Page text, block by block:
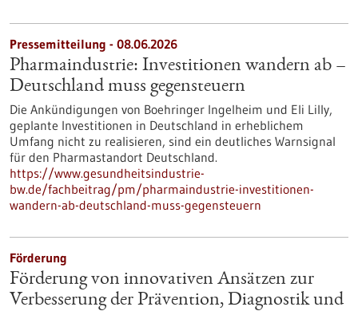
Pressemitteilung - 08.06.2026
Pharmaindustrie: Investitionen wandern ab –
Deutschland muss gegensteuern
Die Ankündigungen von Boehringer Ingelheim und Eli Lilly,
geplante Investitionen in Deutschland in erheblichem
Umfang nicht zu realisieren, sind ein deutliches Warnsignal
für den Pharmastandort Deutschland.
https://www.gesundheitsindustrie-
bw.de/fachbeitrag/pm/pharmaindustrie-investitionen-
wandern-ab-deutschland-muss-gegensteuern
Förderung
Förderung von innovativen Ansätzen zur
Verbesserung der Prävention, Diagnostik und